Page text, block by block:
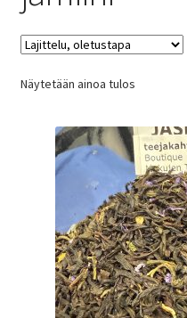
Kauppa
Oma tili
Ostoskori
Tilaus- ja sopimusehdot
Yrityksille
Näytetään ainoa tulos